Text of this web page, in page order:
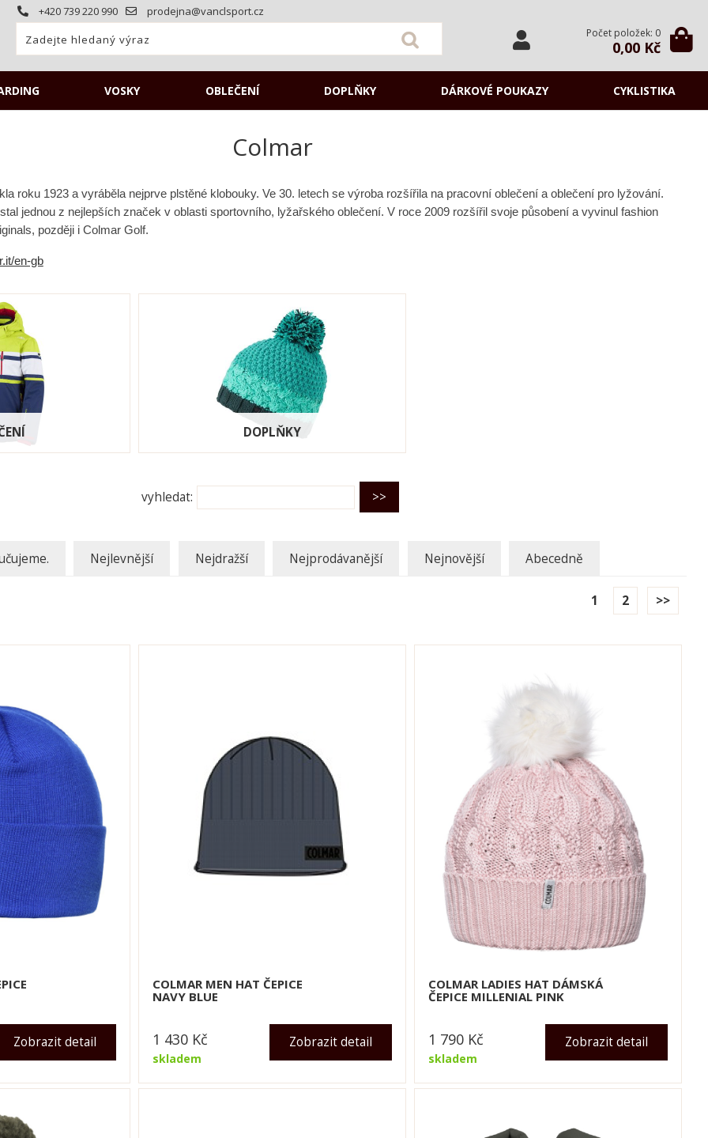
+420 739 220 990 prodejna@vanclsport.cz
Počet položek: 0
0,00 Kč
VOSKY OBLEČENÍ DOPLŇKY DÁRKOVÉ POUKAZY CYKLISTIKA
Colmar
roku 1923 a vyráběla nejprve plstěné klobouky. Ve 30. letech se výroba rozšířila na pracovní oblečení a oblečení pro lyžování.
jednou z nejlepších značek v oblasti sportovního, lyžařského oblečení. V roce 2009 rozšířil svoje působení a vyvinul fashion
později i Colmar Golf.
en-gb
DOPLŇKY
vyhledat:
Nejlevnější Nejdražší Nejprodávanější Nejnovější Abecedně
1 2 >>
Zobrazit detail
COLMAR MEN HAT ČEPICE
NAVY BLUE
skladem
Zobrazit detail
1 430 Kč
COLMAR LADIES HAT DÁMSKÁ
ČEPICE MILLENIAL PINK
skladem
Zobrazit detail
1 790 Kč